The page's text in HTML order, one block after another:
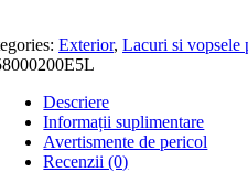
Exterior, Lacuri si vopsele
Descriere
Informații suplimentare
Avertismente de pericol
Recenzii (0)